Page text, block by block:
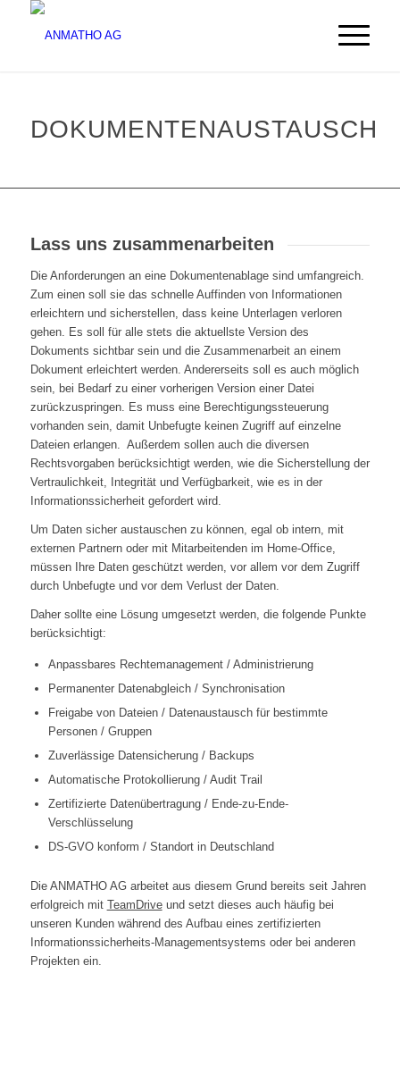
DOKUMENTENAUSTAUSCH
Lass uns zusammenarbeiten
Die Anforderungen an eine Dokumentenablage sind umfangreich.
Zum einen soll sie das schnelle Auffinden von Informationen
erleichtern und sicherstellen, dass keine Unterlagen verloren
gehen. Es soll für alle stets die aktuellste Version des
Dokuments sichtbar sein und die Zusammenarbeit an einem
Dokument erleichtert werden. Andererseits soll es auch möglich
sein, bei Bedarf zu einer vorherigen Version einer Datei
zurückzuspringen. Es muss eine Berechtigungssteuerung
vorhanden sein, damit Unbefugte keinen Zugriff auf einzelne
Dateien erlangen. Außerdem sollen auch die diversen
Rechtsvorgaben berücksichtigt werden, wie die Sicherstellung der
Vertraulichkeit, Integrität und Verfügbarkeit, wie es in der
Informationssicherheit gefordert wird.
Um Daten sicher austauschen zu können, egal ob intern, mit
externen Partnern oder mit Mitarbeitenden im Home-Office,
müssen Ihre Daten geschützt werden, vor allem vor dem Zugriff
durch Unbefugte und vor dem Verlust der Daten.
Daher sollte eine Lösung umgesetzt werden, die folgende Punkte
berücksichtigt:
Anpassbares Rechtemanagement / Administrierung
Permanenter Datenabgleich / Synchronisation
Freigabe von Dateien / Datenaustausch für bestimmte
Personen / Gruppen
Zuverlässige Datensicherung / Backups
Automatische Protokollierung / Audit Trail
Zertifizierte Datenübertragung / Ende-zu-Ende-
Verschlüsselung
DS-GVO konform / Standort in Deutschland
Die ANMATHO AG arbeitet aus diesem Grund bereits seit Jahren
erfolgreich mit TeamDriveund setzt dieses auch häufig bei
unseren Kunden während des Aufbau eines zertifizierten
Informationssicherheits-Managementsystems oder bei anderen
Projekten ein.